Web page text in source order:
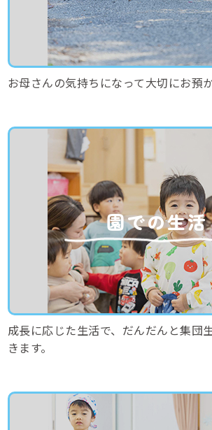
お母さんの気持ちになって大切にお預
園での生活
成長に応じた生活で、だんだんと集団
きます。